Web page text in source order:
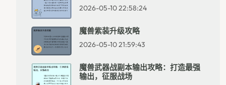
2026-05-10 22:58:24
魔兽紫装升级攻略
2026-05-10 21:59:43
魔兽武器战副本输出攻略：打造最强
输出，征服战场